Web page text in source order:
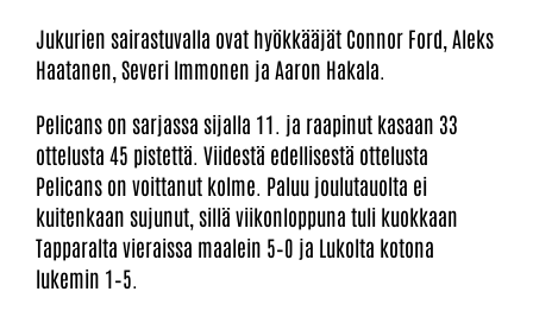
Jukurien sairastuvalla ovat hyökkääjät Connor Ford, Aleks
Haatanen, Severi Immonen ja Aaron Hakala.
Pelicans on sarjassa sijalla 11. ja raapinut kasaan 33
ottelusta 45 pistettä. Viidestä edellisestä ottelusta
Pelicans on voittanut kolme. Paluu joulutauolta ei
kuitenkaan sujunut, sillä viikonloppuna tuli kuokkaan
Tapparalta vieraissa maalein 5–0 ja Lukolta kotona
lukemin 1–5.